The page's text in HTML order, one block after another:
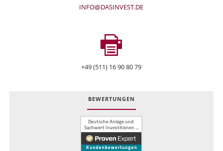
INFO@DASINVEST.DE
+49 (511) 16 90 80 79
BEWERTUNGEN